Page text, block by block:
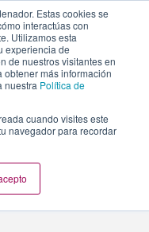
Estas cookies se
interactúas con
Utilizamos esta
experiencia de
de nuestros visitantes en
obtener más información
nuestra Política de
cuando visites este
navegador para recordar
de-catering-para-un-
empresa-navidad-5/
»Ideas de catering para
empresa-navidad-5